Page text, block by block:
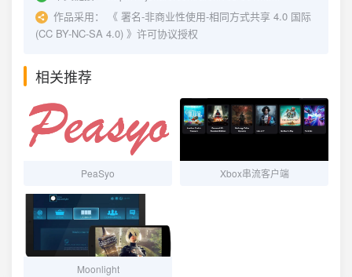
作品采用：
《 署名-非商业性使用-相同方式共享 4.0 国际
(CC BY-NC-SA 4.0) 》许可协议授权
相关推荐
PeaSyo Xbox串流客户端
Moonlight